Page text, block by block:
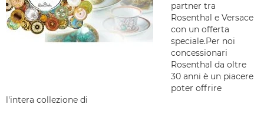
partner tra
Rosenthal e Versace
con un offerta
speciale.Per noi
concessionari
Rosenthal da oltre
30 anni è un piacere
poter offrire
l'intera collezione di